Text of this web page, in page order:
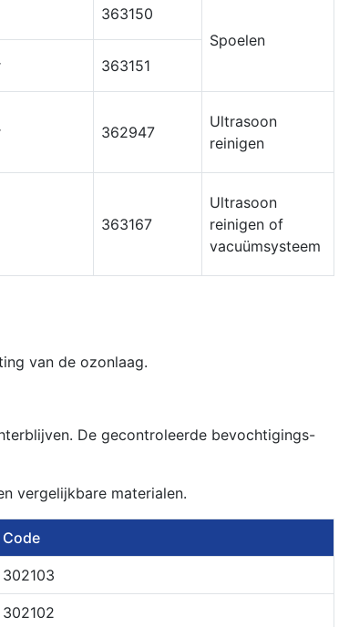
363150
Spoelen
363151
362947
Ultrasoon
reinigen
363167
Ultrasoon
reinigen of
vacuümsysteem
van de ozonlaag.
De gecontroleerde bevochtigings-
vergelijkbare materialen.
Code
302103
302102